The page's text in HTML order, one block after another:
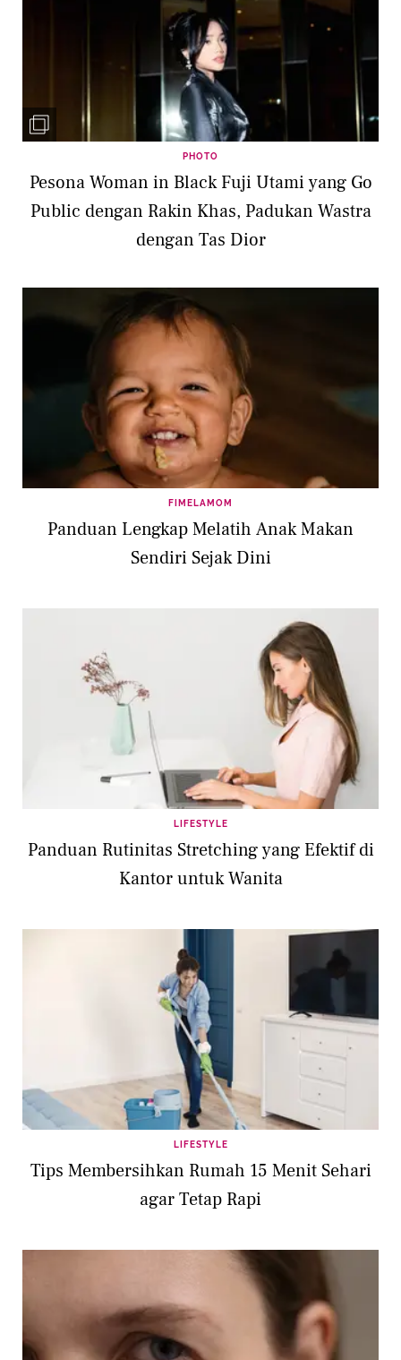
PHOTO
Pesona Woman in Black Fuji Utami yang Go
Public dengan Rakin Khas, Padukan Wastra
dengan Tas Dior
FIMELAMOM
Panduan Lengkap Melatih Anak Makan
Sendiri Sejak Dini
LIFESTYLE
Panduan Rutinitas Stretching yang Efektif di
Kantor untuk Wanita
LIFESTYLE
Tips Membersihkan Rumah 15 Menit Sehari
agar Tetap Rapi